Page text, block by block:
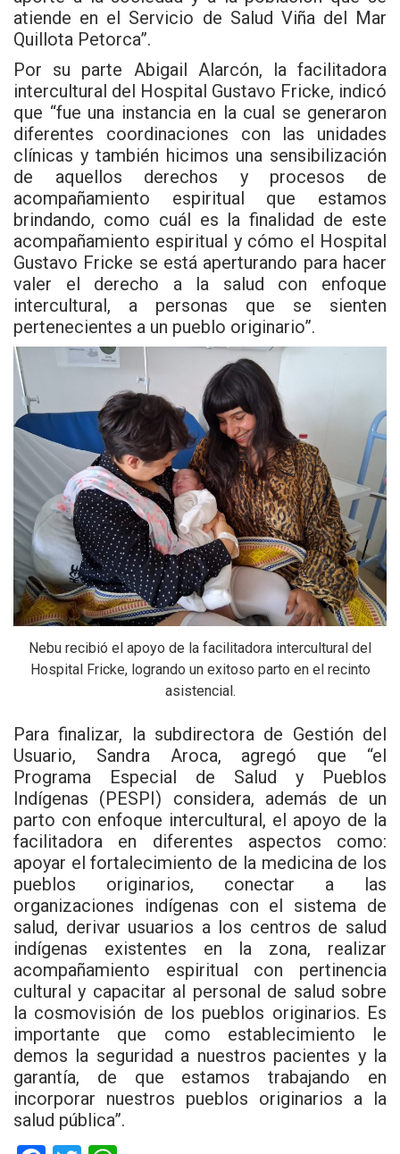
atiende en el Servicio de Salud Viña del Mar
Quillota Petorca”.
Por su parte Abigail Alarcón, la facilitadora
intercultural del Hospital Gustavo Fricke, indicó
que “fue una instancia en la cual se generaron
diferentes coordinaciones con las unidades
clínicas y también hicimos una sensibilización
de aquellos derechos y procesos de
acompañamiento espiritual que estamos
brindando, como cuál es la finalidad de este
acompañamiento espiritual y cómo el Hospital
Gustavo Fricke se está aperturando para hacer
valer el derecho a la salud con enfoque
intercultural, a personas que se sienten
pertenecientes a un pueblo originario”.
Nebu recibió el apoyo de la facilitadora intercultural del
Hospital Fricke, logrando un exitoso parto en el recinto
asistencial.
Para finalizar, la subdirectora de Gestión del
Usuario, Sandra Aroca, agregó que “el
Programa Especial de Salud y Pueblos
Indígenas (PESPI) considera, además de un
parto con enfoque intercultural, el apoyo de la
facilitadora en diferentes aspectos como:
apoyar el fortalecimiento de la medicina de los
pueblos originarios, conectar a las
organizaciones indígenas con el sistema de
salud, derivar usuarios a los centros de salud
indígenas existentes en la zona, realizar
acompañamiento espiritual con pertinencia
cultural y capacitar al personal de salud sobre
la cosmovisión de los pueblos originarios. Es
importante que como establecimiento le
demos la seguridad a nuestros pacientes y la
garantía, de que estamos trabajando en
incorporar nuestros pueblos originarios a la
salud pública”.